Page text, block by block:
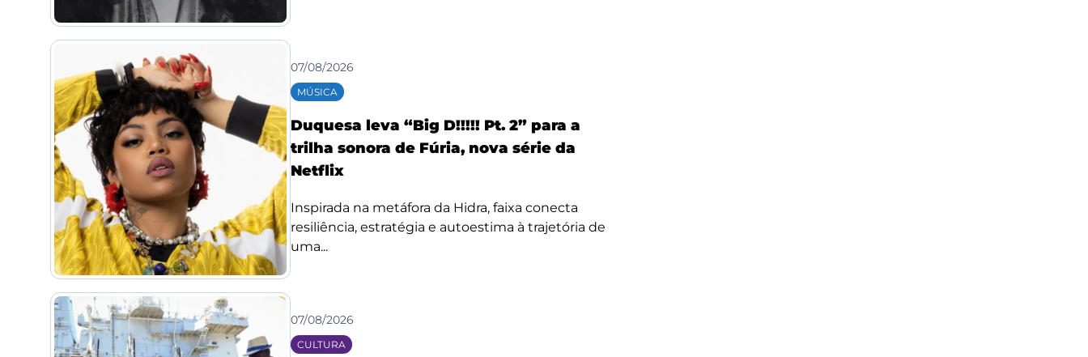
07/08/2026
MÚSICA
Duquesa leva “Big D!!!!! Pt. 2” para a
trilha sonora de Fúria, nova série da
Netflix
Inspirada na metáfora da Hidra, faixa conecta
resiliência, estratégia e autoestima à trajetória de
uma...
07/08/2026
CULTURA